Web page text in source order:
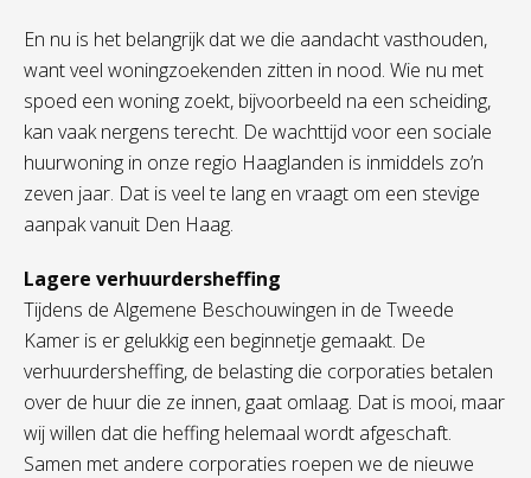
En nu is het belangrijk dat we die aandacht vasthouden,
want veel woningzoekenden zitten in nood. Wie nu met
spoed een woning zoekt, bijvoorbeeld na een scheiding,
kan vaak nergens terecht. De wachttijd voor een sociale
huurwoning in onze regio Haaglanden is inmiddels zo’n
zeven jaar. Dat is veel te lang en vraagt om een stevige
aanpak vanuit Den Haag.
Lagere verhuurdersheffing
Tijdens de Algemene Beschouwingen in de Tweede
Kamer is er gelukkig een beginnetje gemaakt. De
verhuurdersheffing, de belasting die corporaties betalen
over de huur die ze innen, gaat omlaag. Dat is mooi, maar
wij willen dat die heffing helemaal wordt afgeschaft.
Samen met andere corporaties roepen we de nieuwe